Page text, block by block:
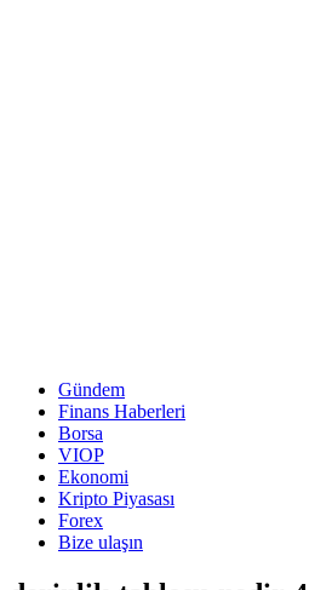
Gündem
Finans Haberleri
Borsa
VIOP
Ekonomi
Kripto Piyasası
Forex
Bize ulaşın